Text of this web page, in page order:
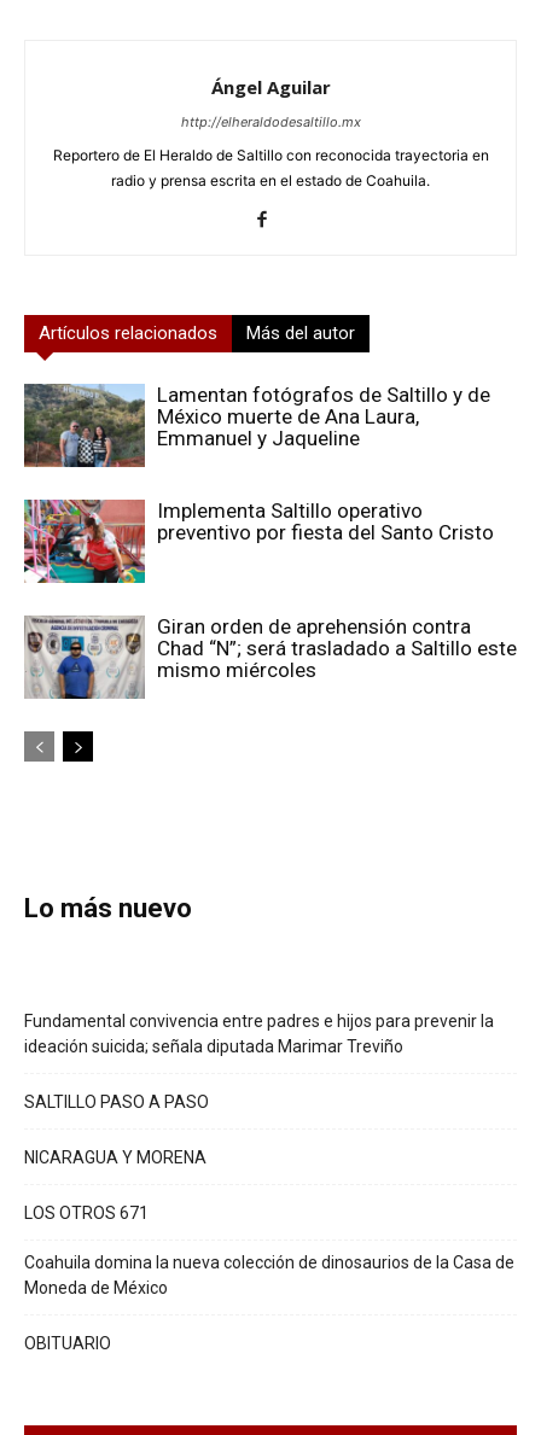
Ángel Aguilar
http://elheraldodesaltillo.mx
Reportero de El Heraldo de Saltillo con reconocida trayectoria en
radio y prensa escrita en el estado de Coahuila.
Artículos relacionados Más del autor
Lamentan fotógrafos de Saltillo y de
México muerte de Ana Laura,
Emmanuel y Jaqueline
Implementa Saltillo operativo
preventivo por fiesta del Santo Cristo
Giran orden de aprehensión contra
Chad “N”; será trasladado a Saltillo este
mismo miércoles
Lo más nuevo
Fundamental convivencia entre padres e hijos para prevenir la
ideación suicida; señala diputada Marimar Treviño
SALTILLO PASO A PASO
NICARAGUA Y MORENA
LOS OTROS 671
Coahuila domina la nueva colección de dinosaurios de la Casa de
Moneda de México
OBITUARIO